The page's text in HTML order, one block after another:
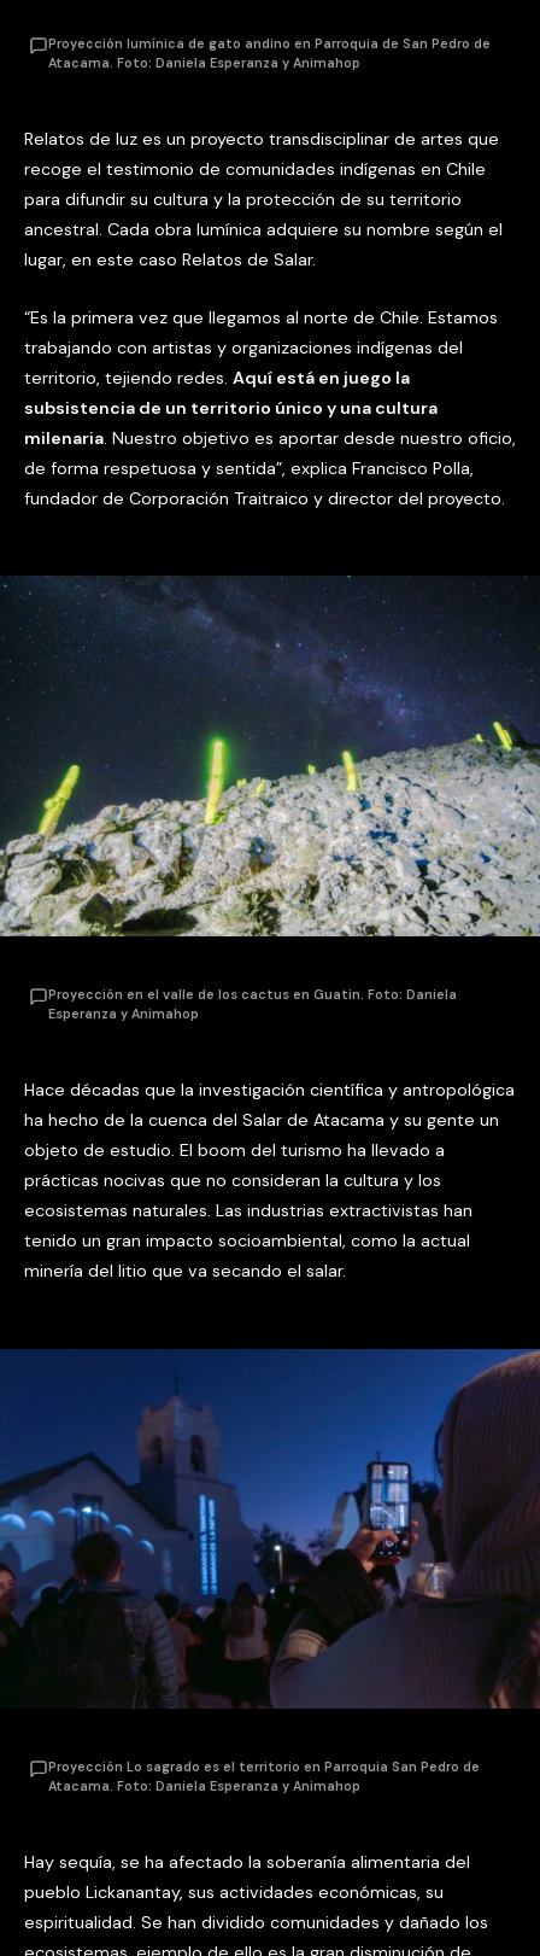
Proyección lumínica de gato andino en Parroquia de San Pedro de
Atacama. Foto: Daniela Esperanza y Animahop
Relatos de luz es un proyecto transdisciplinar de artes que
recoge el testimonio de comunidades indígenas en Chile
para difundir su cultura y la protección de su territorio
ancestral. Cada obra lumínica adquiere su nombre según el
lugar, en este caso Relatos de Salar.
“Es la primera vez que llegamos al norte de Chile. Estamos
trabajando con artistas y organizaciones indígenas del
territorio, tejiendo redes. Aquí está en juego la
subsistencia de un territorio único y una cultura
milenaria. Nuestro objetivo es aportar desde nuestro oficio,
de forma respetuosa y sentida”, explica Francisco Polla,
fundador de Corporación Traitraico y director del proyecto.
Proyección en el valle de los cactus en Guatin. Foto: Daniela
Esperanza y Animahop
Hace décadas que la investigación científica y antropológica
ha hecho de la cuenca del Salar de Atacama y su gente un
objeto de estudio. El boom del turismo ha llevado a
prácticas nocivas que no consideran la cultura y los
ecosistemas naturales. Las industrias extractivistas han
tenido un gran impacto socioambiental, como la actual
minería del litio que va secando el salar.
Proyección Lo sagrado es el territorio en Parroquia San Pedro de
Atacama. Foto: Daniela Esperanza y Animahop
Hay sequía, se ha afectado la soberanía alimentaria del
pueblo Lickanantay, sus actividades económicas, su
espiritualidad. Se han dividido comunidades y dañado los